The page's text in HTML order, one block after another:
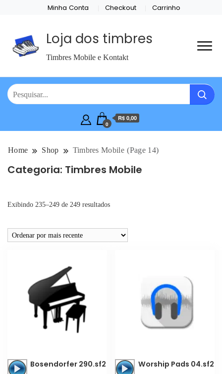
Minha Conta Checkout Carrinho
Loja dos timbres
Timbres Mobile e Kontakt
0
R$ 0,00
Home Shop Timbres Mobile (Page 14)
Categoria: Timbres Mobile
Exibindo 235–249 de 249 resultados
Tocador
Bosendorfer 290.sf2
Tocador
Worship Pads 04.sf2